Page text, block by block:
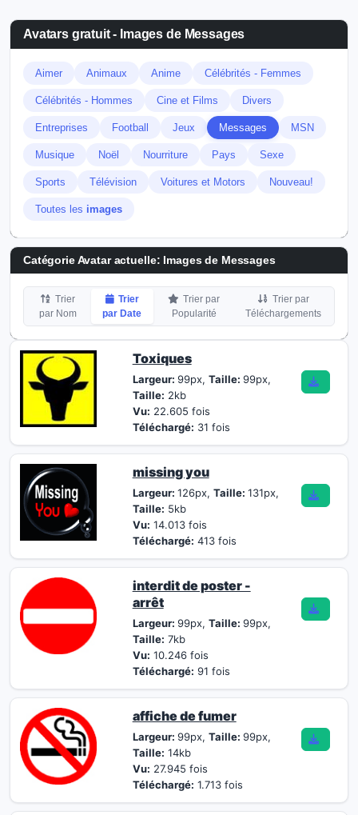
Avatars gratuit - Images de Messages
Aimer Animaux Anime Célébrités - Femmes
Célébrités - Hommes Cine et Films Divers
Entreprises Football Jeux Messages MSN
Musique Noël Nourriture Pays Sexe
Sports Télévision Voitures et Motors Nouveau!
Toutes les images
Catégorie Avatar actuelle: Images de Messages
Trier
par Nom
Trier
par Date
Trier par
Popularité
Trier par
Téléchargements
Toxiques
Largeur: 99px, Taille: 99px,
Taille: 2kb
Vu: 22.605 fois
Téléchargé: 31 fois
missing you
Largeur: 126px, Taille: 131px,
Taille: 5kb
Vu: 14.013 fois
Téléchargé: 413 fois
interdit de poster -
arrêt
Largeur: 99px, Taille: 99px,
Taille: 7kb
Vu: 10.246 fois
Téléchargé: 91 fois
affiche de fumer
Largeur: 99px, Taille: 99px,
Taille: 14kb
Vu: 27.945 fois
Téléchargé: 1.713 fois